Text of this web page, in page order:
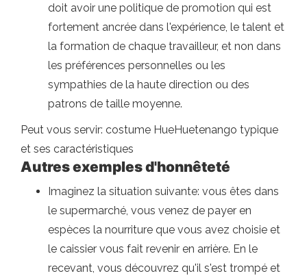
doit avoir une politique de promotion qui est
fortement ancrée dans l'expérience, le talent et
la formation de chaque travailleur, et non dans
les préférences personnelles ou les
sympathies de la haute direction ou des
patrons de taille moyenne.
Peut vous servir: costume HueHuetenango typique
et ses caractéristiques
Autres exemples d'honnêteté
Imaginez la situation suivante: vous êtes dans
le supermarché, vous venez de payer en
espèces la nourriture que vous avez choisie et
le caissier vous fait revenir en arrière. En le
recevant, vous découvrez qu'il s'est trompé et